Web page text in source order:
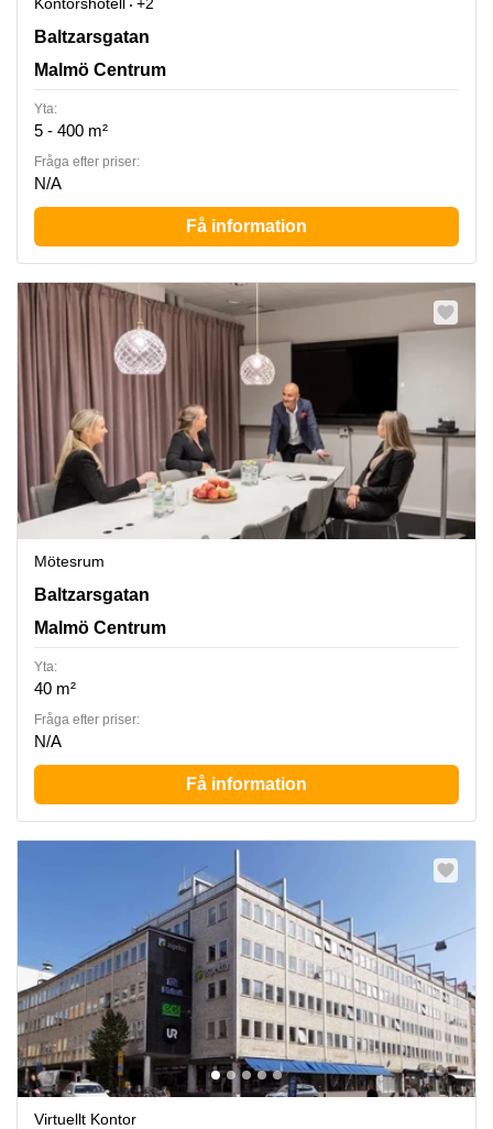
Baltzarsgatan 18, Malmö Centrum
Baltzarsgatan
Malmö Centrum
Yta:
5 - 400 m²
Fråga efter priser:
N/A
Få information
Mötesrum
Baltzarsgatan 18, Malmö Centrum
Baltzarsgatan
Malmö Centrum
Yta:
40 m²
Fråga efter priser:
N/A
Få information
Virtuellt Kontor